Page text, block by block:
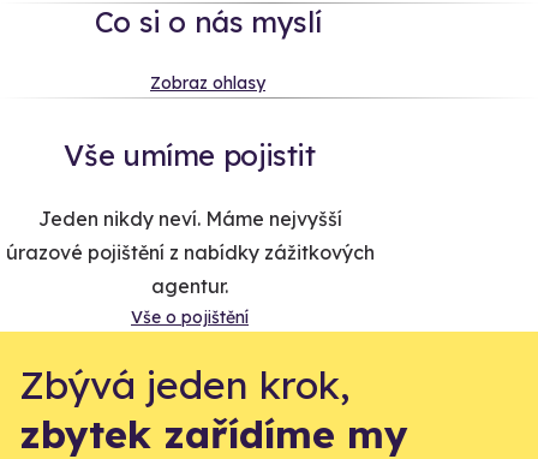
Co si o nás myslí
Zobraz ohlasy
Vše umíme pojistit
Jeden nikdy neví. Máme nejvyšší
úrazové pojištění z nabídky zážitkových
agentur.
Vše o pojištění
Zbývá jeden krok,
zbytek zařídíme my